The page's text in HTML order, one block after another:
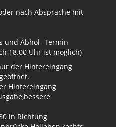
nach Absprache mit
und Abhol -Termin
18.00 Uhr ist möglich)
der Hintereingang
Hintereingang
in Richtung